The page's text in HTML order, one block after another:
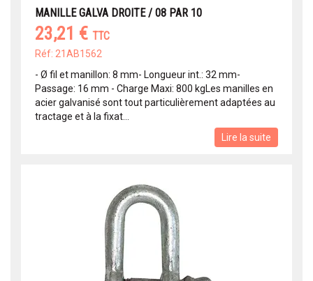
MANILLE GALVA DROITE / 08 PAR 10
23,21 € TTC
Réf: 21AB1562
- Ø fil et manillon: 8 mm- Longueur int.: 32 mm-
Passage: 16 mm - Charge Maxi: 800 kgLes manilles en
acier galvanisé sont tout particulièrement adaptées au
tractage et à la fixat...
Lire la suite